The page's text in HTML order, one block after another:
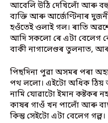
আবেলি উঠি দেখিলোঁ আৰু
ব্যক্তি আৰু আৰ্জেণ্টিনাৰ
হওঁতেই ওলাই গল। ৰাতি
আদি সকলো ৰে এটা বেলেগ
বাকী নাগালেণ্ডৰ তুলনাত,
পিছদিনা পুৱা অসমৰ পৰা
পথ ললো। এইটো অধিক ঠিয়
নামি যোৱাটো ইমান কষ্টকৰ
কাষৰ গাওঁ খন পালোঁ আৰু
কিন্তু সেইটো এটা বেলেগ গল্প।